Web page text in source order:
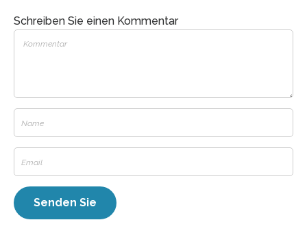
Schreiben Sie einen Kommentar